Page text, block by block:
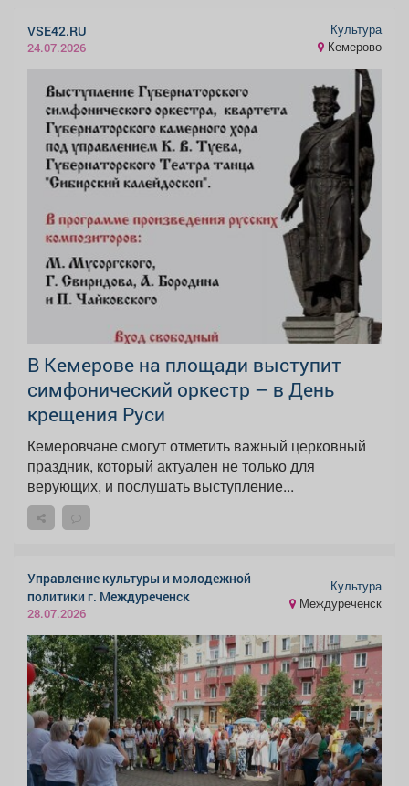
VSE42.RU
24.07.2026
Культура
Кемерово
В Кемерове на площади выступит
симфонический оркестр – в День
крещения Руси
Кемеровчане смогут отметить важный церковный
праздник, который актуален не только для
верующих, и послушать выступление...
Управление культуры и молодежной
политики г. Междуреченск
28.07.2026
Культура
Междуреченск